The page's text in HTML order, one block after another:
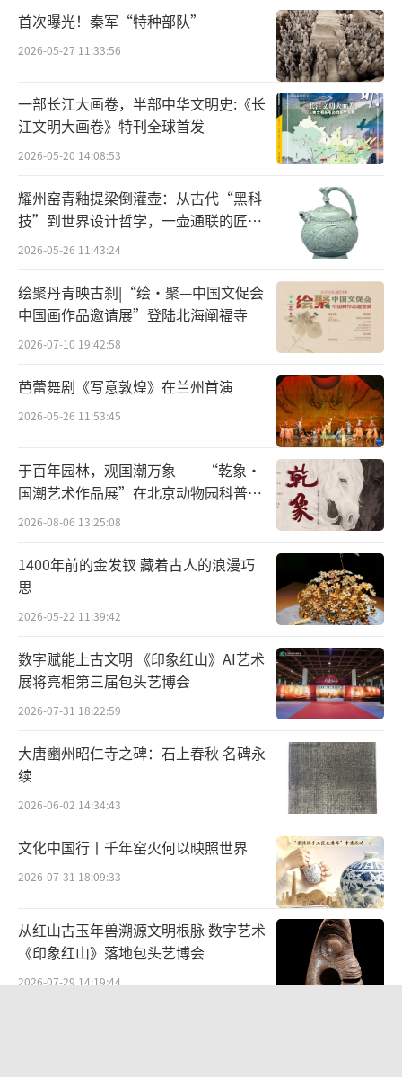
首次曝光！秦军“特种部队”
2026-05-27 11:33:56
一部长江大画卷，半部中华文明史:《长
江文明大画卷》特刊全球首发
2026-05-20 14:08:53
耀州窑青釉提梁倒灌壶：从古代“黑科
技”到世界设计哲学，一壶通联的匠心
宇宙
2026-05-26 11:43:24
绘聚丹青映古刹|“绘·聚—中国文促会
中国画作品邀请展”登陆北海阐福寺
2026-07-10 19:42:58
芭蕾舞剧《写意敦煌》在兰州首演
2026-05-26 11:53:45
于百年园林，观国潮万象—— “乾象·
国潮艺术作品展”在北京动物园科普馆
机动展厅开展
2026-08-06 13:25:08
1400年前的金发钗 藏着古人的浪漫巧
思
2026-05-22 11:39:42
数字赋能上古文明 《印象红山》AI艺术
展将亮相第三届包头艺博会
2026-07-31 18:22:59
大唐豳州昭仁寺之碑：石上春秋 名碑永
续
2026-06-02 14:34:43
文化中国行丨千年窑火何以映照世界
2026-07-31 18:09:33
从红山古玉年兽溯源文明根脉 数字艺术
《印象红山》落地包头艺博会
2026-07-29 14:19:44